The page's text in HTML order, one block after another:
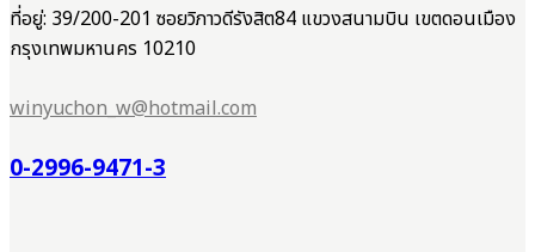
ที่อยู่: 39/200-201 ซอยวิภาวดีรังสิต84 แขวงสนามบิน เขตดอนเมือง
กรุงเทพมหานคร 10210
winyuchon_w@hotmail.com
0-2996-9471-3